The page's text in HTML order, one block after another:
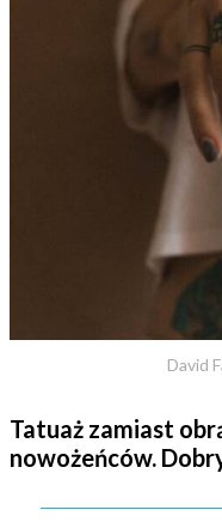
David
Tatuaż zamiast
nowożeńców.